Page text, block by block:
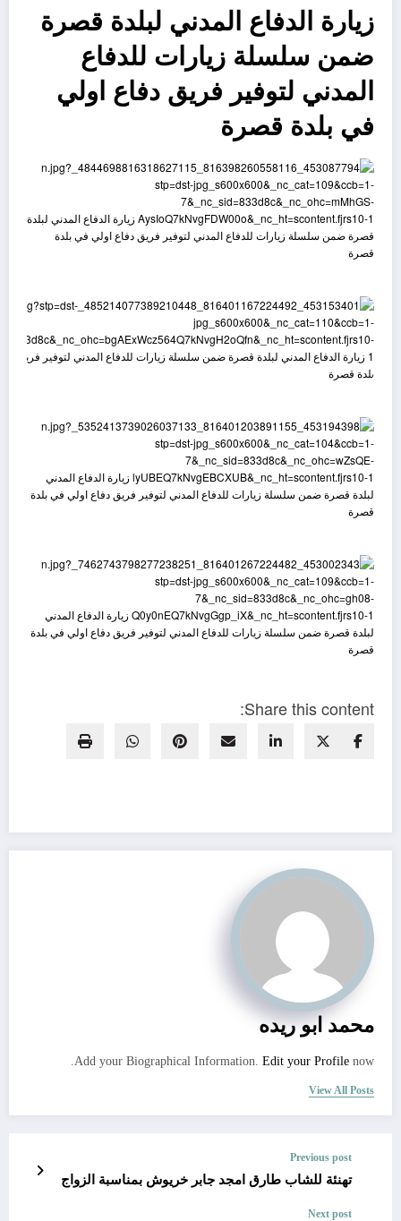
زيارة الدفاع المدني لبلدة قصرة
ضمن سلسلة زيارات للدفاع
المدني لتوفير فريق دفاع اولي
في بلدة قصرة
Share this content:
محمد ابو ريده
Add your Biographical Information. Edit your Profile now.
View All Posts
Previous post
تهنئة للشاب طارق امجد جابر خريوش بمناسبة الزواج
Next post